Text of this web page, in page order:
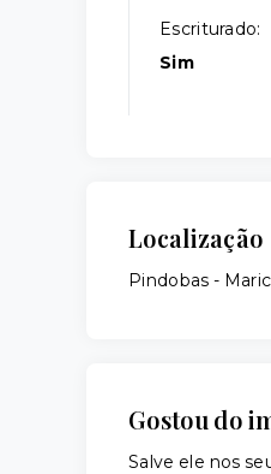
Escriturado:
Sim
Localização
Pindobas -
Gostou do
Salve ele nos